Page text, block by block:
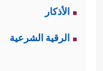
الأذكار
الرقية الشرعية